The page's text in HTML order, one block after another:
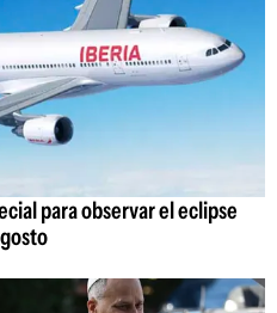
para observar el eclipse